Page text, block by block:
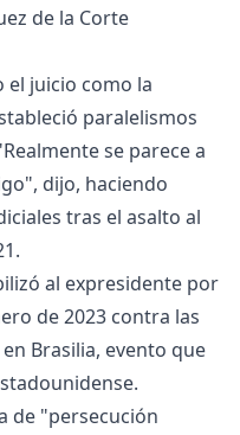
de la Corte
juicio como la
paralelismos
se parece a
dijo, haciendo
tras el asalto al
al expresidente por
de 2023 contra las
Brasilia, evento que
de "persecución